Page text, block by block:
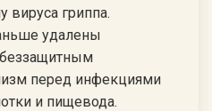
гриппа.
удалены
перед инфекциями
и пищевода.